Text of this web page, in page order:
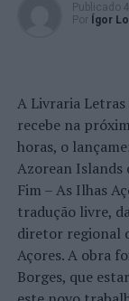
momento de
Traveler”,
populações com
“Nem sempre
podemos mudar
excelente
“Experience OC”.
Recorde-se que
Ocidental do
Norte-
Publicado
Por
Ígor
A Livraria Letras
recebe na
horas, o
Azorean Islands
Fim – As Ilhas
tradução livre,
diretor regional
Açores. A obra
Borges, que